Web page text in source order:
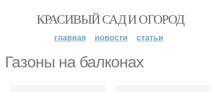
КРАСИВЫЙ САД И ОГОРОД
главная новости статьи
Газоны на балконах